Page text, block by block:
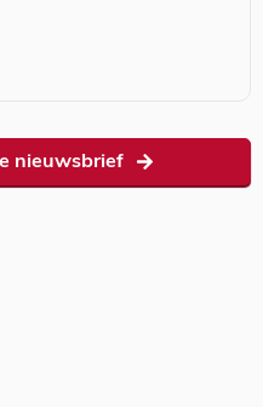
nieuwsbrief